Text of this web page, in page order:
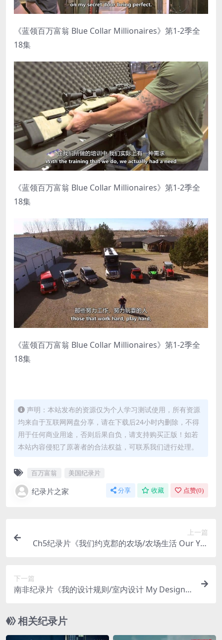
《蓝领百万富翁 Blue Collar Millionaires》第1-2季全
18集
《蓝领百万富翁 Blue Collar Millionaires》第1-2季全
18集
《蓝领百万富翁 Blue Collar Millionaires》第1-2季全
18集
声明：本站发布的资源仅为个人学习测试使用，所有资源
均来自于互联网网盘分享，请在下载后24小时内删除，不得
用于任何商业用途，否则后果自负，请支持购买正版！如若
本站内容侵犯了原著者的合法权益，可联系我们进行处理。
百万富翁 美国纪录片
纪录片之家 分享 收藏 点赞(0)
上一篇
Ch5纪录片《我们约克郡的农场/农场生活 Our Yor
下一篇
南非纪录片《我的设计规则/室内设计 My Design R
版 1080P/MKV/49.6G
相关纪录片